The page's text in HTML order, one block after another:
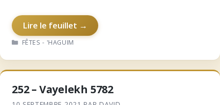
Lire le feuillet →
CATÉGORIES
FÊTES - 'HAGUIM
252 – Vayelekh 5782